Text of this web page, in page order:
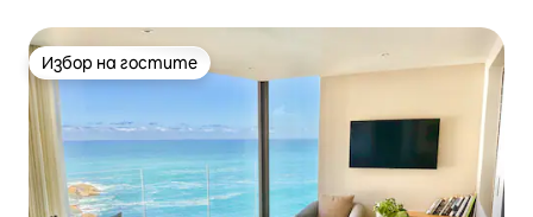
Избор на гостите
Избор на гостите